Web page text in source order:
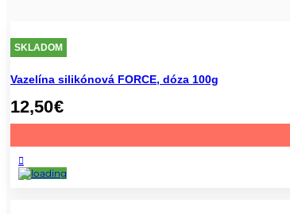
SKLADOM
Vazelína silikónová FORCE, dóza 100g
12,50€